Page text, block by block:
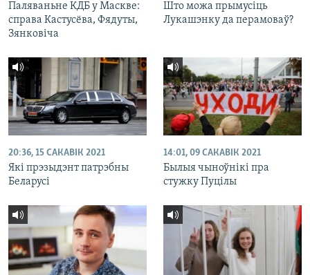
Паляваньне КДБ у Маскве:
справа Кастусёва, Фядуты,
Зянковіча
Што можа прымусіць
Лукашэнку да перамоваў?
20:36, 15 САКАВІК 2021
Які прэзыдэнт патрэбны
Беларусі
14:01, 09 САКАВІК 2021
Былыя чыноўнікі пра
стужку Пуцілы